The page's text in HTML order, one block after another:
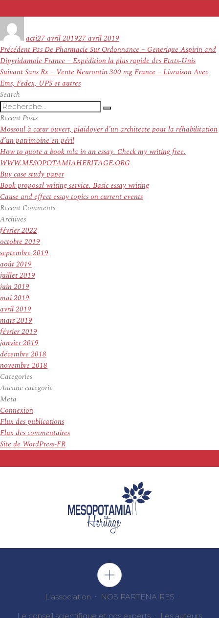
actile
27 avril 201927 avril 2019
Navigation
de
l’article
PrécédentArticle
précédent :
Pas De Pharmacie Sur Ordonnance – Generique Aspirin and
Dipyridamole France – Expédition la plus rapide des Etats-Unis
SuivantArticle
suivant :
Sans Rx – Vente Neurontin 300 mg France – Livraison Avec
Ems, Fedex, UPS et autres
Search
Recherche
pour
:
Recherche
Recent Posts
Mossoul à cœur ouvert, plaidoyer d’un architecte pour la réhabilitation
d’un patrimoine en péril
How to quote a book mla in an essay. Check my writing free.
WWW.MESOPOTAMIAHERITAGE.ORG
Buy case study paper
Book proposal writing service. Basic essay writing
Cause and effect essay topics on current events
Recent Comments
Archives
février 2022
octobre 2019
septembre 2019
août 2019
juillet 2019
juin 2019
mai 2019
avril 2019
mars 2019
février 2019
janvier 2019
décembre 2018
novembre 2018
Categories
Aucune catégorie
Meta
Connexion
Flux des publications
Flux des commentaires
Site de WordPress-FR
L'association NOS PARTENAIRES
Le conseil scientifique et nos experts Les auteurs